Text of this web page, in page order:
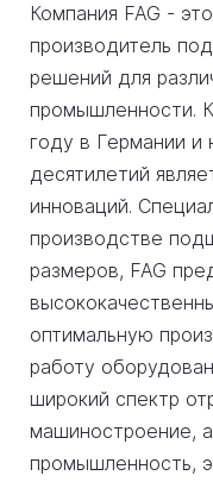
Компания FAG -
производитель
решений для
промышленности.
году в Германии и
десятилетий
инноваций.
производстве
размеров, FAG
оптимальную
работу
широкий спектр
машиностроение,
промышленность,